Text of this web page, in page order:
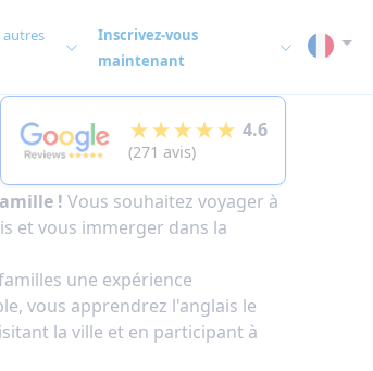
autres
Inscrivez-vous
maintenant
★★★★★ 4.6
(271 avis)
! Vous souhaitez voyager à
et vous immerger dans la
une expérience
vous apprendrez l'anglais le
la ville et en participant à